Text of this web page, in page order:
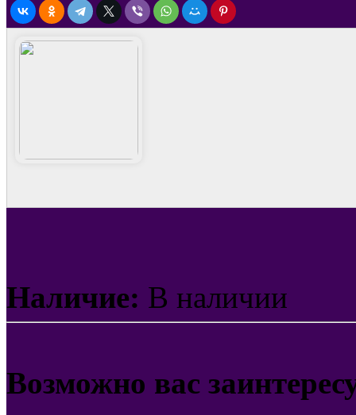
Наличие: В наличии
Возможно вас